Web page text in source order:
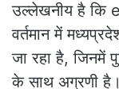
उल्लेखनीय है कि
वर्तमान में
जा रहा है, जिनमें
के साथ अग्रणी